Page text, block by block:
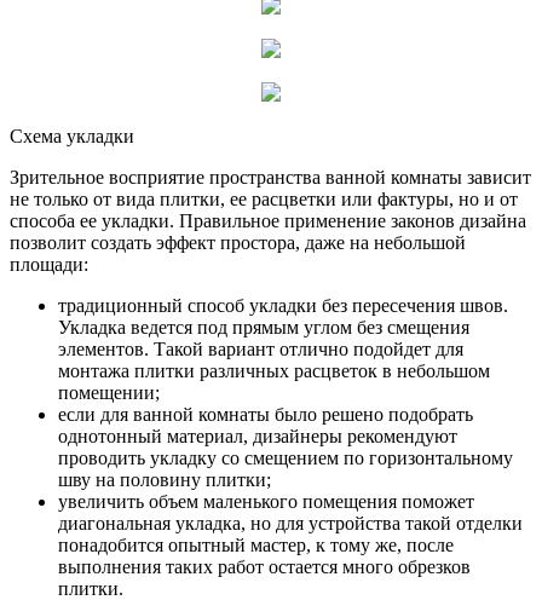
Схема укладки
Зрительное восприятие пространства ванной комнаты зависит
не только от вида плитки, ее расцветки или фактуры, но и от
способа ее укладки. Правильное применение законов дизайна
позволит создать эффект простора, даже на небольшой
площади:
традиционный способ укладки без пересечения швов.
Укладка ведется под прямым углом без смещения
элементов. Такой вариант отлично подойдет для
монтажа плитки различных расцветок в небольшом
помещении;
если для ванной комнаты было решено подобрать
однотонный материал, дизайнеры рекомендуют
проводить укладку со смещением по горизонтальному
шву на половину плитки;
увеличить объем маленького помещения поможет
диагональная укладка, но для устройства такой отделки
понадобится опытный мастер, к тому же, после
выполнения таких работ остается много обрезков
плитки.